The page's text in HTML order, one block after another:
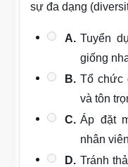
sự đa dạng
A. Tuyển
giống
B. Tổ chức
và tôn
C. Áp đặt
nhân
D. Tránh